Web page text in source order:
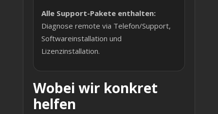
Alle Support-Pakete enthalten:
Diagnose remote via Telefon/Support,
Softwareinstallation und
Lizenzinstallation.
Wobei wir konkret
helfen